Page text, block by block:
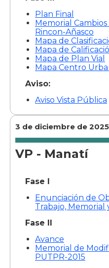
Plan Final
Memorial
Rincon-Añasco
Mapa de
Mapa de
Mapa de Plan Vial
Mapa Centro
Aviso:
Aviso Vista Pública
3 de diciembre de 2025
VP - Manatí
Fase I
Enunciación de
Trabajo, Memorial
Fase II
Avance
Memorial de
PUTPR-2015